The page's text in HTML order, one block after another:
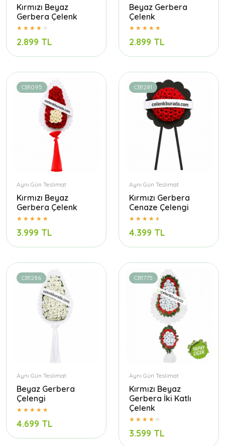
Kırmızı Beyaz
Gerbera Çelenk
2.899 TL
Beyaz Gerbera
Çelenk
2.899 TL
CB1095
Aynı Gün Teslimat
Kırmızı Beyaz
Gerbera Çelenk
3.999 TL
CB1281
Aynı Gün Teslimat
Kırmızı Gerbera
Cenaze Çelengi
4.399 TL
CB1286
Aynı Gün Teslimat
Beyaz Gerbera
Çelengi
4.699 TL
CB1775
Aynı Gün Teslimat
Kırmızı Beyaz
Gerbera İki Katlı
Çelenk
3.599 TL